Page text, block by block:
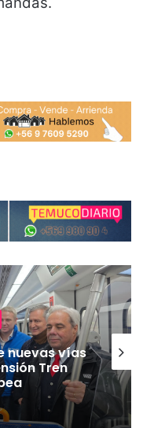
nuevas vías
Tren